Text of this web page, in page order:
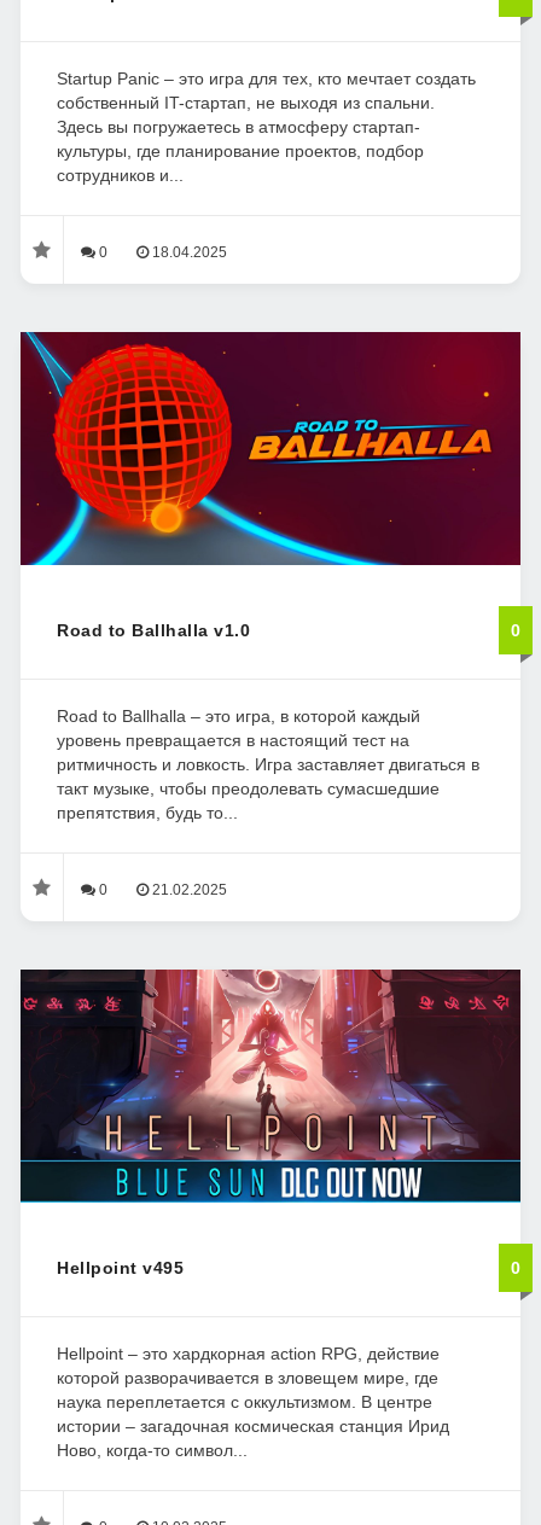
Startup Panic – это игра для тех, кто мечтает создать
собственный IT-стартап, не выходя из спальни.
Здесь вы погружаетесь в атмосферу стартап-
культуры, где планирование проектов, подбор
сотрудников и...
0 18.04.2025
Road to Ballhalla v1.0 0
Road to Ballhalla – это игра, в которой каждый
уровень превращается в настоящий тест на
ритмичность и ловкость. Игра заставляет двигаться в
такт музыке, чтобы преодолевать сумасшедшие
препятствия, будь то...
0 21.02.2025
Hellpoint v495 0
Hellpoint – это хардкорная action RPG, действие
которой разворачивается в зловещем мире, где
наука переплетается с оккультизмом. В центре
истории – загадочная космическая станция Ирид
Ново, когда-то символ...